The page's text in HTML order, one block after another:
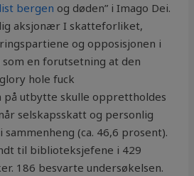
bergen og døden” i Imago Dei.
aksjonær I skatteforliket,
og opposisjonen i
en forutsetning at den
hole fuck
på utbytte skulle opprettholdes
selskapsskatt og personlig
(ca. 46,6 prosent).
til biblioteksjefene i 429
186 besvarte undersøkelsen.